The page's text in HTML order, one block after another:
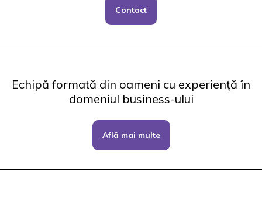
Contact
Echipă formată din oameni cu experiență în
domeniul business-ului
Află mai multe